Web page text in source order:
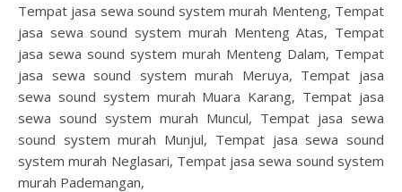
Tempat jasa sewa sound system murah Menteng, Tempat
jasa sewa sound system murah Menteng Atas, Tempat
jasa sewa sound system murah Menteng Dalam, Tempat
jasa sewa sound system murah Meruya, Tempat jasa
sewa sound system murah Muara Karang, Tempat jasa
sewa sound system murah Muncul, Tempat jasa sewa
sound system murah Munjul, Tempat jasa sewa sound
system murah Neglasari, Tempat jasa sewa sound system
murah Pademangan,